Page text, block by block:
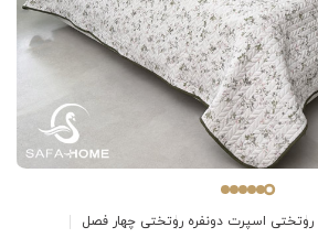
روتختی اسپرت دونفره روتختی چهار فصل